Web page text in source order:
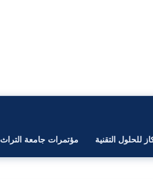
للحلول التقنية مؤتمرات جامعة التراث